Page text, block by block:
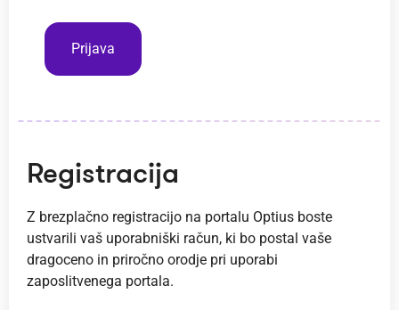
Prijava
Registracija
Z brezplačno registracijo na portalu Optius boste
ustvarili vaš uporabniški račun, ki bo postal vaše
dragoceno in priročno orodje pri uporabi
zaposlitvenega portala.